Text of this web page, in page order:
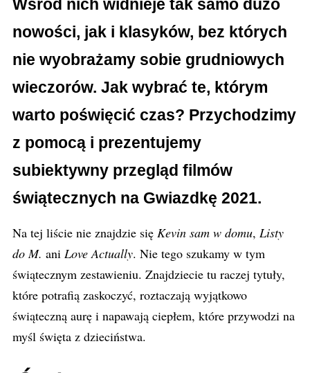
Wśród nich widnieje tak samo dużo
nowości, jak i klasyków, bez których
nie wyobrażamy sobie grudniowych
wieczorów. Jak wybrać te, którym
warto poświęcić czas? Przychodzimy
z pomocą i prezentujemy
subiektywny przegląd filmów
świątecznych na Gwiazdkę 2021.
Na tej liście nie znajdzie się Kevin sam w domu, Listy
do M. ani Love Actually. Nie tego szukamy w tym
świątecznym zestawieniu. Znajdziecie tu raczej tytuły,
które potrafią zaskoczyć, roztaczają wyjątkowo
świąteczną aurę i napawają ciepłem, które przywodzi na
myśl święta z dzieciństwa.